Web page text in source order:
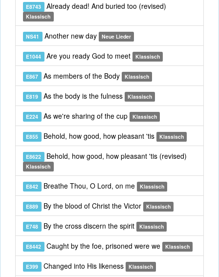
E8743 Already dead! And buried too (revised)
Klassisch
NS41 Another new day Neue Lieder
E1044 Are you ready God to meet Klassisch
E867 As members of the Body Klassisch
E819 As the body is the fulness Klassisch
E224 As we're sharing of the cup Klassisch
E855 Behold, how good, how pleasant 'tis Klassisch
E8622 Behold, how good, how pleasant 'tis (revised)
Klassisch
E842 Breathe Thou, O Lord, on me Klassisch
E889 By the blood of Christ the Victor Klassisch
E748 By the cross discern the spirit Klassisch
E8442 Caught by the foe, prisoned were we Klassisch
E399 Changed into His likeness Klassisch